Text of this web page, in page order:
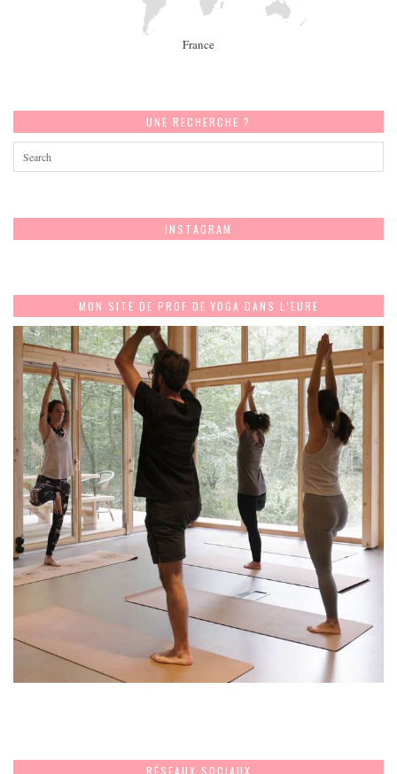
France
UNE RECHERCHE ?
INSTAGRAM
MON SITE DE PROF DE YOGA DANS L’EURE
RÉSEAUX SOCIAUX